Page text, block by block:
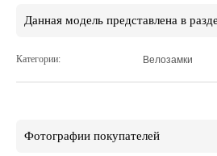
Данная модель представлена в
Категории: Велозамки
Фотографии покупателей